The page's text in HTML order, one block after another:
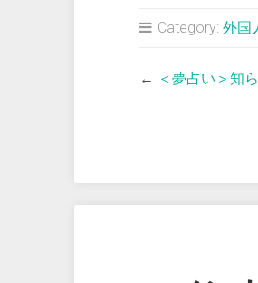
Category: 外国
← ＜夢占い＞知